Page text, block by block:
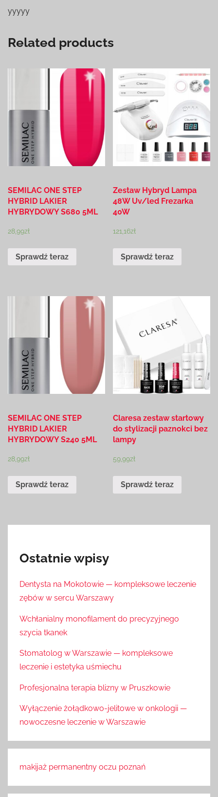
yyyyy
Related products
SEMILAC ONE STEP
HYBRID LAKIER
HYBRYDOWY S680 5ML
28,99zł
Sprawdź teraz
Zestaw Hybryd Lampa
48W Uv/led Frezarka
40W
121,16zł
Sprawdź teraz
SEMILAC ONE STEP
HYBRID LAKIER
HYBRYDOWY S240 5ML
28,99zł
Sprawdź teraz
Claresa zestaw startowy
do stylizacji paznokci bez
lampy
59,99zł
Sprawdź teraz
Ostatnie wpisy
Dentysta na Mokotowie — kompleksowe leczenie
zębów w sercu Warszawy
Wchłanialny monofilament do precyzyjnego
szycia tkanek
Stomatolog w Warszawie — kompleksowe
leczenie i estetyka uśmiechu
Profesjonalna terapia blizny w Pruszkowie
Wyłączenie żołądkowo-jelitowe w onkologii —
nowoczesne leczenie w Warszawie
makijaż permanentny oczu poznań